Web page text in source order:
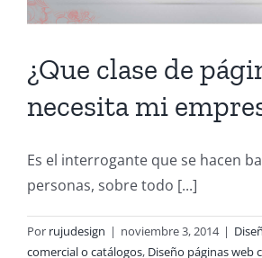
¿Que clase de
necesita mi
Es el interrogante que se hacen
personas, sobre todo [...]
Por rujudesign | noviembre 3, 2014 |
comercial o catálogos, Diseño páginas web